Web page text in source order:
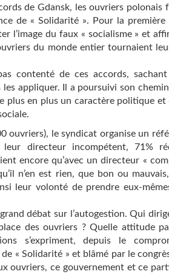
de Gdansk, les ouvriers polonais
de « Solidarité ». Pour la
l’image du faux « socialisme » et
du monde entier tournaient
contenté de ces accords,
appliquer. Il a poursuivi son
plus en plus un caractère politique et
ouvriers), le syndicat organise un
directeur incompétent, 71%
encore qu’avec un directeur «
n’en est rien, que bon ou
leur volonté de prendre eux-
débat sur l’autogestion. Qui
des ouvriers ? Quelle attitude
s’expriment, depuis le
« Solidarité » et blâmé par le
ouvriers, ce gouvernement et ce